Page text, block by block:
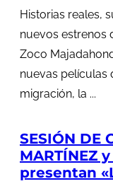
Historias reales,
nuevos estrenos
Zoco
nuevas películas
migración, la ...
SESIÓN DE
MARTÍNEZ
presentan